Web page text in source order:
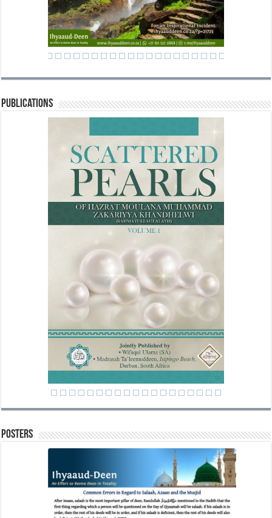
Publications
Posters